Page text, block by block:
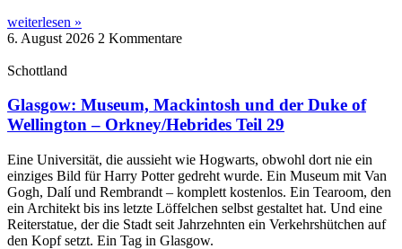
weiterlesen »
6. August 2026 2 Kommentare
Schottland
Glasgow: Museum, Mackintosh und der Duke of
Wellington – Orkney/Hebrides Teil 29
Eine Universität, die aussieht wie Hogwarts, obwohl dort nie ein
einziges Bild für Harry Potter gedreht wurde. Ein Museum mit Van
Gogh, Dalí und Rembrandt – komplett kostenlos. Ein Tearoom, den
ein Architekt bis ins letzte Löffelchen selbst gestaltet hat. Und eine
Reiterstatue, der die Stadt seit Jahrzehnten ein Verkehrshütchen auf
den Kopf setzt. Ein Tag in Glasgow.